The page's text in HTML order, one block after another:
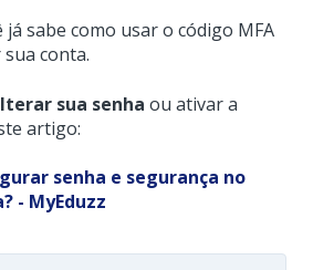
sabe como usar o código MFA
conta.
sua senha ou ativar a
artigo:
senha e segurança no
- MyEduzz